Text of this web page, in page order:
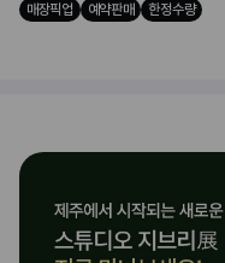
매장픽업 예약판매 한정수량